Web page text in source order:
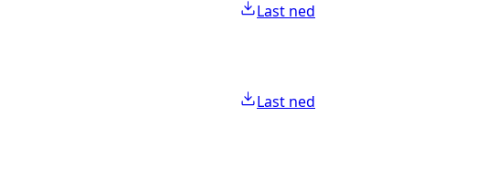
Last ned
Last ned